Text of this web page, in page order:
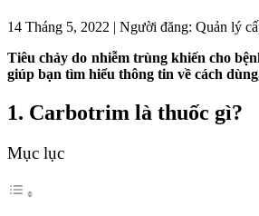
14 Tháng 5, 2022 | Người đăng: Quản lý
Tiêu chảy do nhiễm trùng khiến cho
giúp bạn tìm hiểu thông tin về cách
1. Carbotrim là thuốc gì?
Mục lục